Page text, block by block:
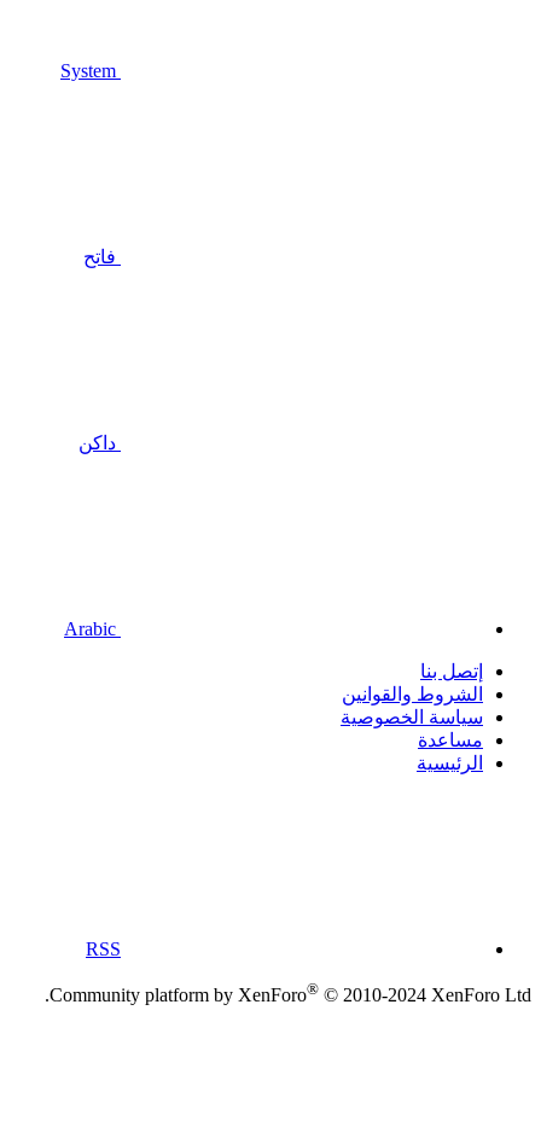
فاتح
داكن
إتصل بنا
الشروط والقوانين
سياسة الخصوصية
مساعدة
الرئيسية
RSS
Community platform by XenForo® © 2010-2024 XenForo Ltd.